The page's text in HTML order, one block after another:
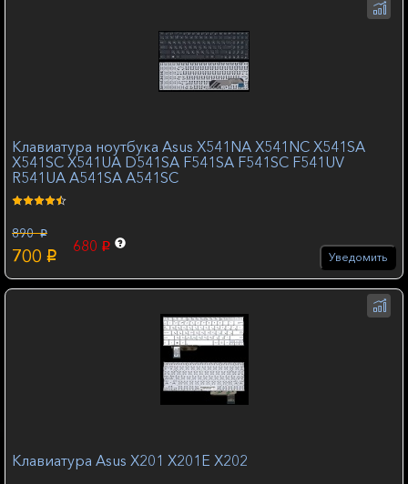
Клавиатура ноутбука Asus X541NA X541NC X541SA
X541SC X541UA D541SA F541SA F541SC F541UV
R541UA A541SA A541SC
890 p
700 p
680 p
Уведомить
Клавиатура Asus X201 X201E X202